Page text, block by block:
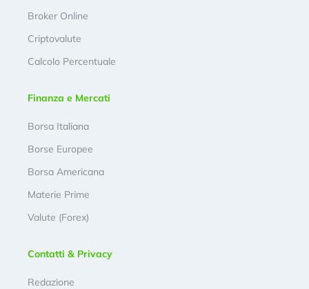
Broker Online
Criptovalute
Calcolo Percentuale
Finanza e Mercati
Borsa Italiana
Borse Europee
Borsa Americana
Materie Prime
Valute (Forex)
Contatti & Privacy
Redazione